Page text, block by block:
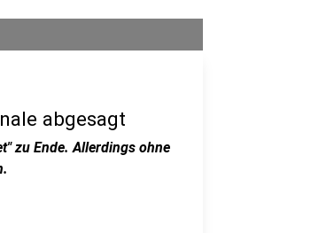
abgesagt
zu Ende. Allerdings ohne